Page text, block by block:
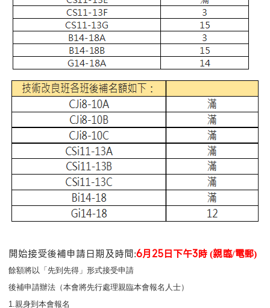
開始接受後補申請日期及時間:6月25日下午3時 (親臨/電郵)
餘額將以「先到先得」形式接受申請
後補申請辦法（本會將先行處理親臨本會報名人士）
1.親身到本會報名